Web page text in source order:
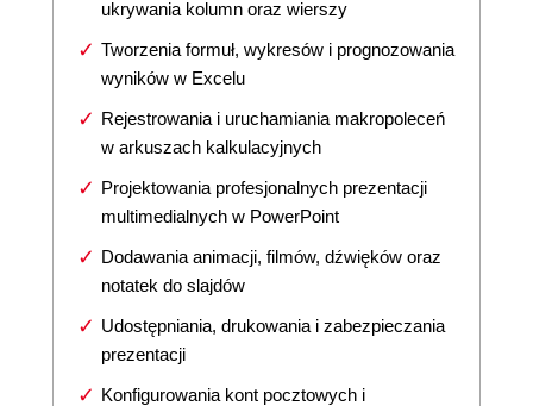
ukrywania kolumn oraz wierszy
Tworzenia formuł, wykresów i prognozowania
wyników w Excelu
Rejestrowania i uruchamiania makropoleceń
w arkuszach kalkulacyjnych
Projektowania profesjonalnych prezentacji
multimedialnych w PowerPoint
Dodawania animacji, filmów, dźwięków oraz
notatek do slajdów
Udostępniania, drukowania i zabezpieczania
prezentacji
Konfigurowania kont pocztowych i